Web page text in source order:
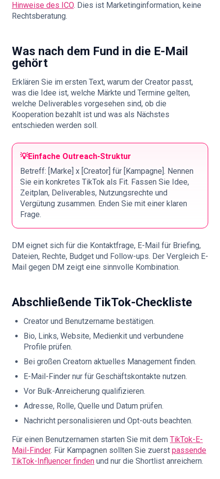
Hinweise des ICO. Dies ist Marketinginformation, keine
Rechtsberatung.
Was nach dem Fund in die E-Mail
gehört
Erklären Sie im ersten Text, warum der Creator passt,
was die Idee ist, welche Märkte und Termine gelten,
welche Deliverables vorgesehen sind, ob die
Kooperation bezahlt ist und was als Nächstes
entschieden werden soll.
💡Einfache Outreach-Struktur
Betreff: [Marke] x [Creator] für [Kampagne]. Nennen
Sie ein konkretes TikTok als Fit. Fassen Sie Idee,
Zeitplan, Deliverables, Nutzungsrechte und
Vergütung zusammen. Enden Sie mit einer klaren
Frage.
DM eignet sich für die Kontaktfrage, E-Mail für Briefing,
Dateien, Rechte, Budget und Follow-ups. Der Vergleich E-
Mail gegen DM zeigt eine sinnvolle Kombination.
Abschließende TikTok-Checkliste
Creator und Benutzername bestätigen.
Bio, Links, Website, Medienkit und verbundene
Profile prüfen.
Bei großen Creatorn aktuelles Management finden.
E-Mail-Finder nur für Geschäftskontakte nutzen.
Vor Bulk-Anreicherung qualifizieren.
Adresse, Rolle, Quelle und Datum prüfen.
Nachricht personalisieren und Opt-outs beachten.
Für einen Benutzernamen starten Sie mit dem TikTok-E-
Mail-Finder. Für Kampagnen sollten Sie zuerst passende
TikTok-Influencer finden und nur die Shortlist anreichern.